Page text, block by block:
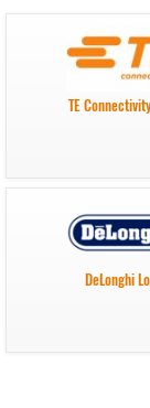
TE
DeLonghi